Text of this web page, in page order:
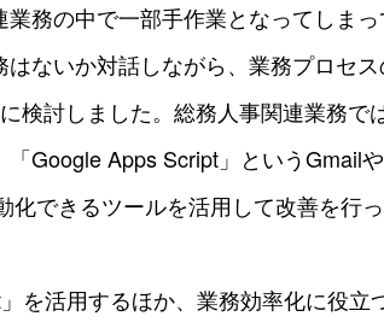
務の中で一部手作業となってしま
ないか対話しながら、業務プロセ
検討しました。総務人事関連業務で
Google Apps Script」というGmail
できるツールを活用して改善を行っ
を活用するほか、業務効率化に役立